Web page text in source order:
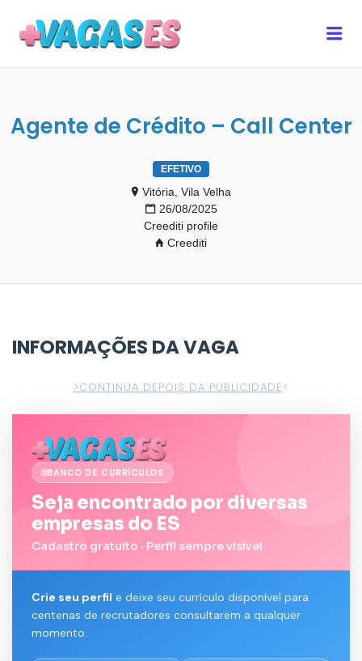
Agente de Crédito – Call Center
EFETIVO
Vitória, Vila Velha
26/08/2025
Creediti profile
Creediti
INFORMAÇÕES DA VAGA
>CONTINUA DEPOIS DA PUBLICIDADE<
BANCO DE CURRÍCULOS
Seja encontrado por diversas
empresas do ES
Cadastro gratuito · Perfil sempre visível
Crie seu perfil e deixe seu currículo disponível para
centenas de recrutadores consultarem a qualquer
momento.